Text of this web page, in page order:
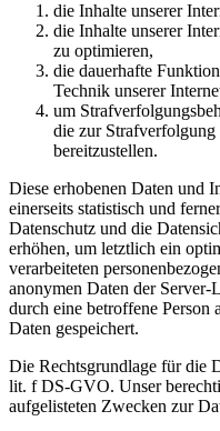
die Inhalte unserer
die Inhalte unserer
zu optimieren,
die dauerhafte
Technik unserer
um
die zur
bereitzustellen.
Diese erhobenen Daten und
einerseits statistisch und
Datenschutz und die
erhöhen, um letztlich ein
verarbeiteten
anonymen Daten der
durch eine betroffene Person
Daten gespeichert.
Die Rechtsgrundlage für die
lit. f DS-GVO. Unser
aufgelisteten Zwecken zur